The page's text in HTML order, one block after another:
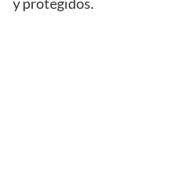
y protegidos.